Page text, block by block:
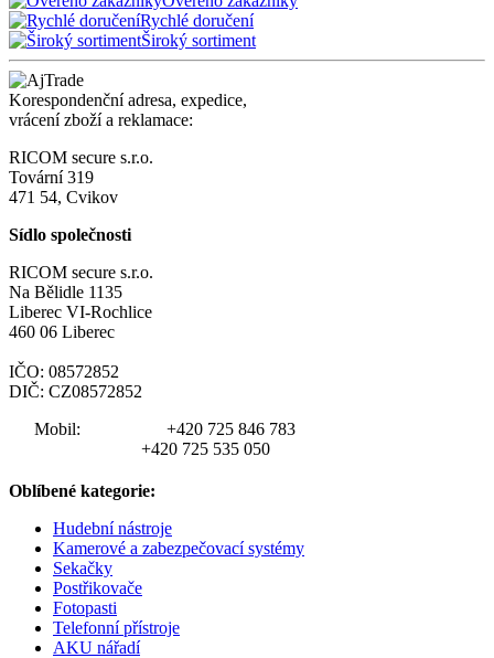
Rychlé doručení
Široký sortiment
Korespondenční adresa, expedice,
vrácení zboží a reklamace:
RICOM secure s.r.o.
Tovární 319
471 54, Cvikov
Sídlo společnosti
RICOM secure s.r.o.
Na Bělidle 1135
Liberec VI-Rochlice
460 06 Liberec
IČO: 08572852
DIČ: CZ08572852
Mobil:
+420 725 846 783
+420 725 535 050
Oblíbené kategorie:
Hudební nástroje
Kamerové a zabezpečovací systémy
Sekačky
Postřikovače
Fotopasti
Telefonní přístroje
AKU nářadí